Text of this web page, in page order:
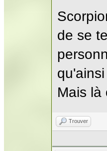
de se
Mais là
Trouver